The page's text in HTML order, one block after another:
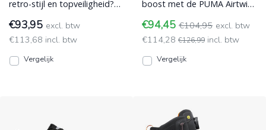
retro-stijl en topveiligheid?
biedt S3-besche ESD (Electro
Static Discharge)
€93,95 excl. btw
€113,68 incl. btw
Vergelijk
boost met de PUMA Airtwist
gecertificeerde werkschoen
zi ESD (Electro Static
Discharge)
€94,45 €104,95 excl. btw
€114,28 €126,99 incl. btw
Vergelijk